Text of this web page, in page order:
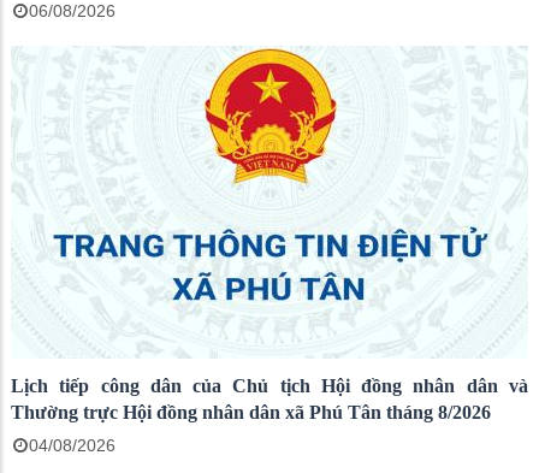
06/08/2026
Lịch tiếp công dân của Chủ tịch Hội đồng nhân dân và
Thường trực Hội đồng nhân dân xã Phú Tân tháng 8/2026
04/08/2026